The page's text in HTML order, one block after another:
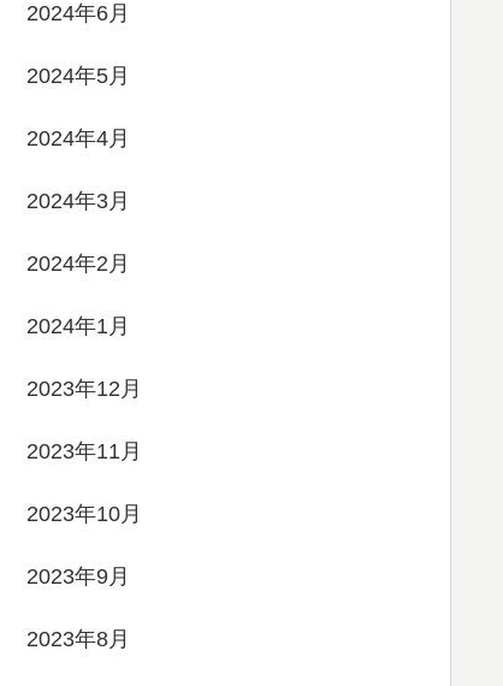
2024年6月
2024年5月
2024年4月
2024年3月
2024年2月
2024年1月
2023年12月
2023年11月
2023年10月
2023年9月
2023年8月